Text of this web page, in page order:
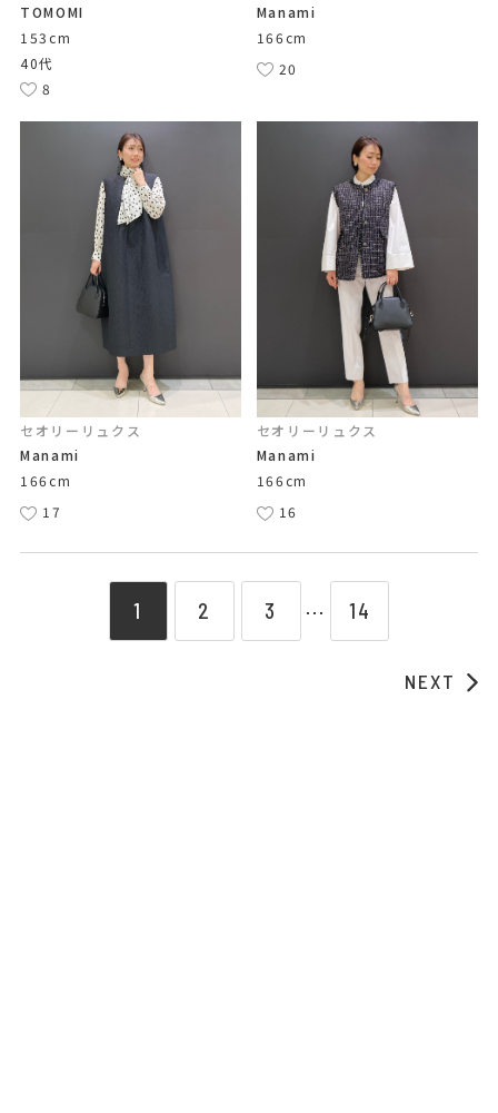
TOMOMI
153cm
40代
8
Manami
166cm
20
セオリーリュクス
Manami
166cm
17
セオリーリュクス
Manami
166cm
16
1 2 3 ⋯ 14
NEXT